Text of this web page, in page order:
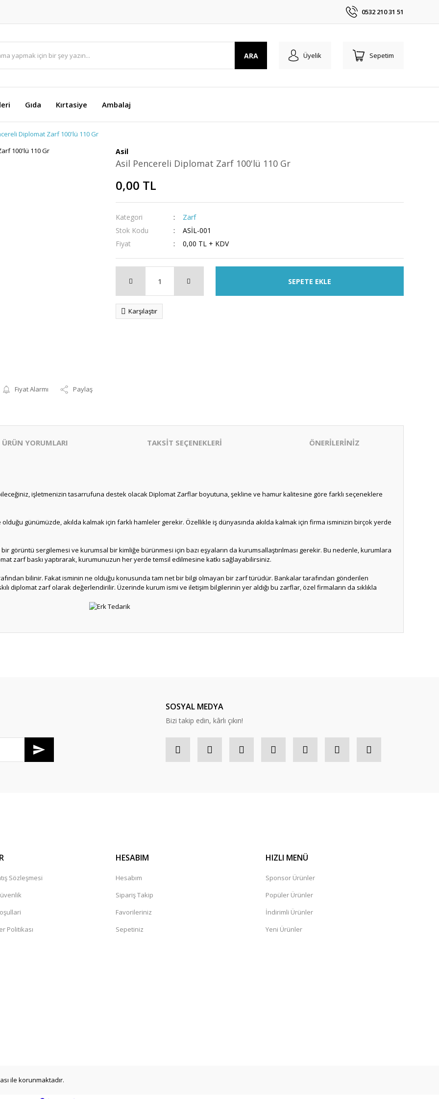
0532 210 31 51
ARA Üyelik Sepetim
Gıda Kırtasiye Ambalaj
Diplomat Zarf 100'lü 110 Gr
Fiyat Alarmı Paylaş
Asil
Asil Pencereli Diplomat Zarf 100'lü 110 Gr
0,00 TL
Kategori
Zarf
Stok Kodu
ASİL-001
Fiyat
0,00 TL + KDV
SEPETE EKLE
Karşılaştır
ÜRÜN YORUMLARI TAKSİT SEÇENEKLERİ ÖNERİLERİNİZ
işletmenizin tasarrufuna destek olacak Diplomat Zarflar boyutuna, şekline ve hamur kalitesine göre farklı seçeneklere
olduğu günümüzde, akılda kalmak için farklı hamleler gerekir. Özellikle iş dünyasında akılda kalmak için firma isminizin birçok yerde
görüntü sergilemesi ve kurumsal bir kimliğe bürünmesi için bazı eşyaların da kurumsallaştırılması gerekir. Bu nedenle, kurumlara
zarf baskı yaptırarak, kurumunuzun her yerde temsil edilmesine katkı sağlayabilirsiniz.
bilinir. Fakat isminin ne olduğu konusunda tam net bir bilgi olmayan bir zarf türüdür. Bankalar tarafından gönderilen
diplomat zarf olarak değerlendirilir. Üzerinde kurum ismi ve iletişim bilgilerinin yer aldığı bu zarflar, özel firmaların da sıklıkla
SOSYAL MEDYA
Bizi takip edin, kârlı çıkın!
Sözleşmesi
Politikası
HESABIM
Hesabım
Sipariş Takip
Favorileriniz
Sepetiniz
HIZLI MENÜ
Sponsor Ürünler
Popüler Ürünler
İndirimli Ürünler
Yeni Ürünler
ile korunmaktadır.